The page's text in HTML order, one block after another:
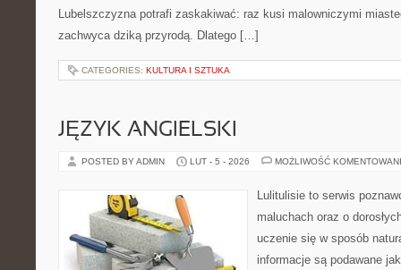
Lubelszczyzna potrafi zaskakiwać: raz kusi malowniczymi
zachwyca dziką przyrodą. Dlatego […]
CATEGORIES: KULTURA I SZTUKA
JĘZYK ANGIELSKI
POSTED BY ADMIN LUT - 5 - 2026 MOŻLIWOŚĆ
Lulitulisie to serwis
maluchach oraz o
uczenie się w sposób
informacje są podawane